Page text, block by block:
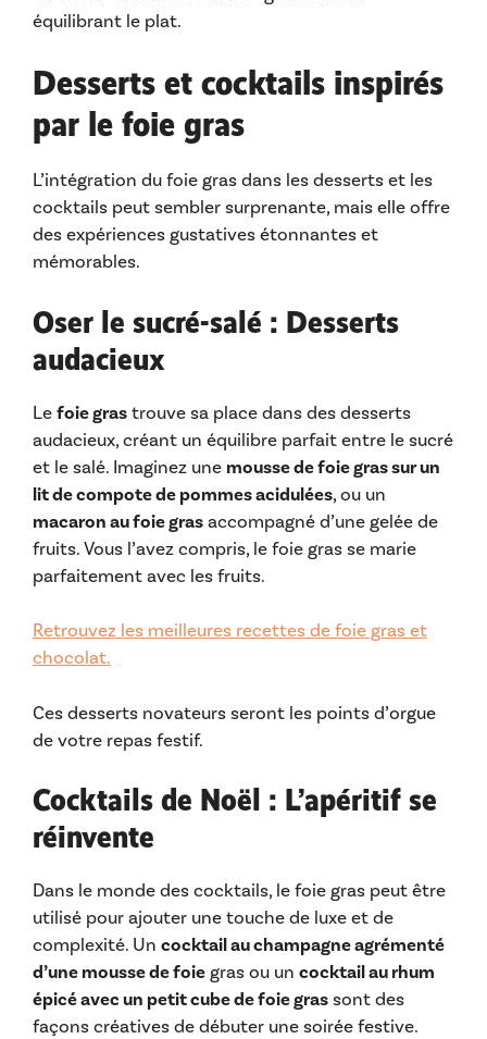
équilibrant le plat.
Desserts et cocktails inspirés
par le foie gras
L’intégration du foie gras dans les desserts et les
cocktails peut sembler surprenante, mais elle offre
des expériences gustatives étonnantes et
mémorables.
Oser le sucré-salé : Desserts
audacieux
Le foie gras trouve sa place dans des desserts
audacieux, créant un équilibre parfait entre le sucré
et le salé. Imaginez une mousse de foie gras sur un
lit de compote de pommes acidulées, ou un
macaron au foie gras accompagné d’une gelée de
fruits. Vous l’avez compris, le foie gras se marie
parfaitement avec les fruits.
Retrouvez les meilleures recettes de foie gras et
chocolat.
Ces desserts novateurs seront les points d’orgue
de votre repas festif.
Cocktails de Noël : L’apéritif se
réinvente
Dans le monde des cocktails, le foie gras peut être
utilisé pour ajouter une touche de luxe et de
complexité. Un cocktail au champagne agrémenté
d’une mousse de foie gras ou un cocktail au rhum
épicé avec un petit cube de foie gras sont des
façons créatives de débuter une soirée festive.